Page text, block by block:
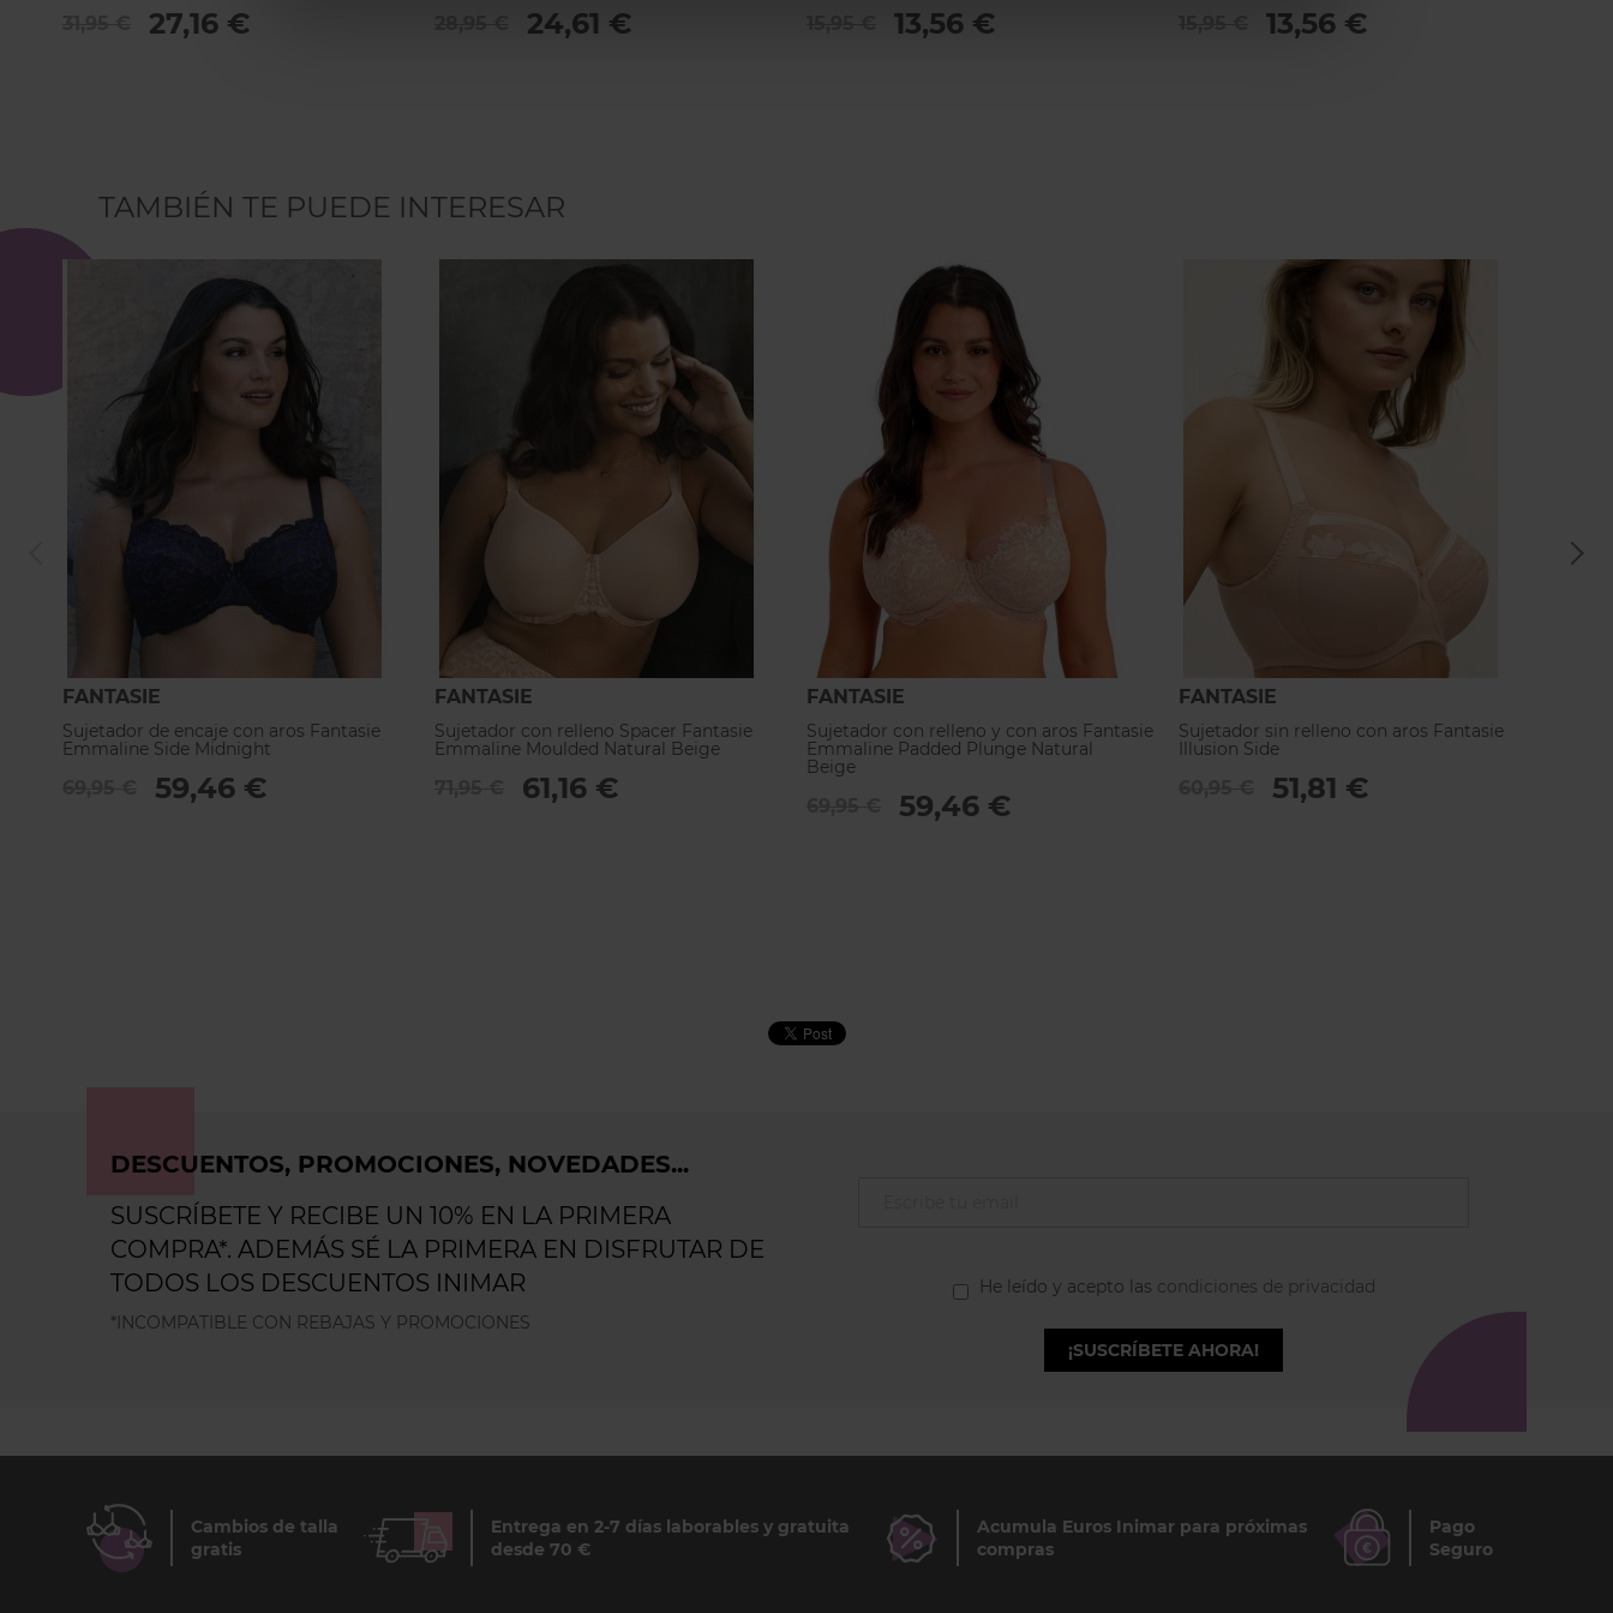
27,16 € 24,61 € 13,56 € 13,56 €
TAMBIÉN TE PUEDE INTERESAR
FANTASIE
Sujetador de encaje con aros Fantasie
Emmaline Side Midnight
59,46 €
FANTASIE
Sujetador con relleno Spacer Fantasie
Emmaline Moulded Natural Beige
61,16 €
FANTASIE
Sujetador con relleno y con aros Fantasie
Emmaline Padded Plunge Natural
Beige
59,46 €
FANTASIE
Sujetador sin relleno con aros Fantasie
Illusion Side
51,81 €
DESCUENTOS, PROMOCIONES, NOVEDADES...
SUSCRÍBETE Y RECIBE UN 10% EN LA PRIMERA
COMPRA*. ADEMÁS SÉ LA PRIMERA EN DISFRUTAR DE
TODOS LOS DESCUENTOS INIMAR
*INCOMPATIBLE CON REBAJAS Y PROMOCIONES
He leído y acepto las condiciones de privacidad
¡SUSCRÍBETE AHORA!
Cambios de talla
gratis
Entrega en 2-7 días laborables y gratuita
desde 70 €
Acumula Euros Inimar para próximas
compras
Pago
Seguro